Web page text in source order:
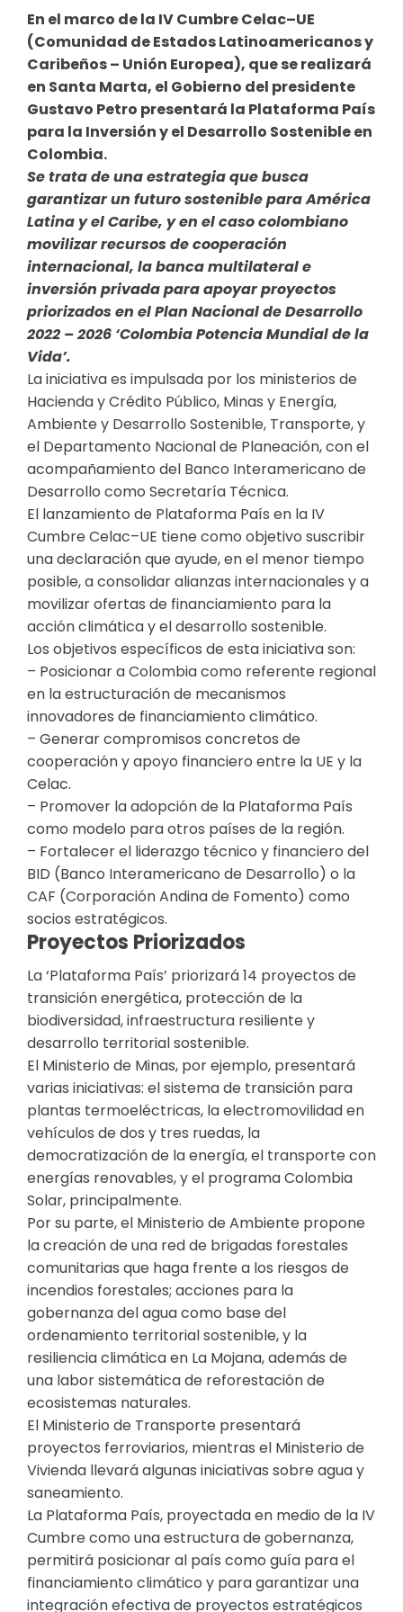
En el marco de la IV Cumbre Celac–UE
(Comunidad de Estados Latinoamericanos y
Caribeños – Unión Europea), que se realizará
en Santa Marta, el Gobierno del presidente
Gustavo Petro presentará la Plataforma País
para la Inversión y el Desarrollo Sostenible en
Colombia.
Se trata de una estrategia que busca
garantizar un futuro sostenible para América
Latina y el Caribe, y en el caso colombiano
movilizar recursos de cooperación
internacional, la banca multilateral e
inversión privada para apoyar proyectos
priorizados en el Plan Nacional de Desarrollo
2022 – 2026 ‘Colombia Potencia Mundial de la
Vida’.
La iniciativa es impulsada por los ministerios de
Hacienda y Crédito Público, Minas y Energía,
Ambiente y Desarrollo Sostenible, Transporte, y
el Departamento Nacional de Planeación, con el
acompañamiento del Banco Interamericano de
Desarrollo como Secretaría Técnica.
El lanzamiento de Plataforma País en la IV
Cumbre Celac–UE tiene como objetivo suscribir
una declaración que ayude, en el menor tiempo
posible, a consolidar alianzas internacionales y a
movilizar ofertas de financiamiento para la
acción climática y el desarrollo sostenible.
Los objetivos específicos de esta iniciativa son:
– Posicionar a Colombia como referente regional
en la estructuración de mecanismos
innovadores de financiamiento climático.
– Generar compromisos concretos de
cooperación y apoyo financiero entre la UE y la
Celac.
– Promover la adopción de la Plataforma País
como modelo para otros países de la región.
– Fortalecer el liderazgo técnico y financiero del
BID (Banco Interamericano de Desarrollo) o la
CAF (Corporación Andina de Fomento) como
socios estratégicos.
Proyectos Priorizados
La ‘Plataforma País’ priorizará 14 proyectos de
transición energética, protección de la
biodiversidad, infraestructura resiliente y
desarrollo territorial sostenible.
El Ministerio de Minas, por ejemplo, presentará
varias iniciativas: el sistema de transición para
plantas termoeléctricas, la electromovilidad en
vehículos de dos y tres ruedas, la
democratización de la energía, el transporte con
energías renovables, y el programa Colombia
Solar, principalmente.
Por su parte, el Ministerio de Ambiente propone
la creación de una red de brigadas forestales
comunitarias que haga frente a los riesgos de
incendios forestales; acciones para la
gobernanza del agua como base del
ordenamiento territorial sostenible, y la
resiliencia climática en La Mojana, además de
una labor sistemática de reforestación de
ecosistemas naturales.
El Ministerio de Transporte presentará
proyectos ferroviarios, mientras el Ministerio de
Vivienda llevará algunas iniciativas sobre agua y
saneamiento.
La Plataforma País, proyectada en medio de la IV
Cumbre como una estructura de gobernanza,
permitirá posicionar al país como guía para el
financiamiento climático y para garantizar una
integración efectiva de proyectos estratégicos